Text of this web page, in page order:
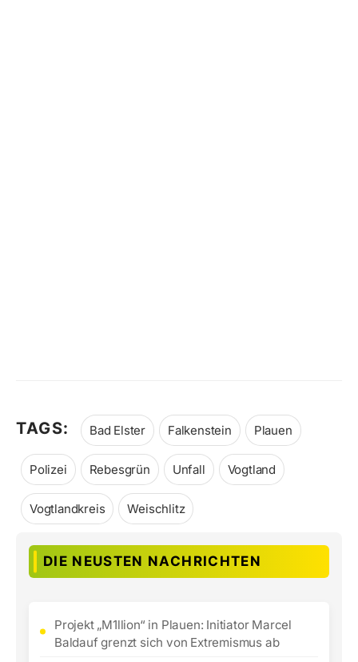
TAGS: Bad Elster Falkenstein Plauen
Polizei Rebesgrün Unfall Vogtland
Vogtlandkreis Weischlitz
DIE NEUSTEN NACHRICHTEN
Projekt „M1llion“ in Plauen: Initiator Marcel
Baldauf grenzt sich von Extremismus ab